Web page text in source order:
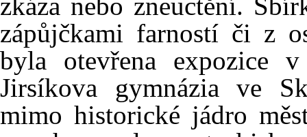
zápůjčkami farností či z
byla otevřena expozice
Jirsíkova gymnázia ve
mimo historické jádro